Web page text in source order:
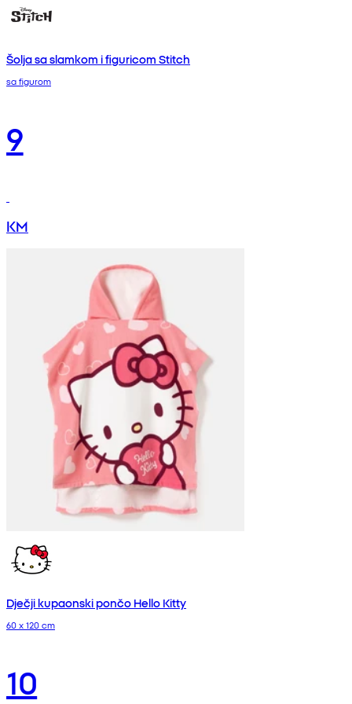
Šolja sa slamkom i figuricom Stitch
sa figurom
9
KM
Dječji kupaonski pončo Hello Kitty
60 x 120 cm
10